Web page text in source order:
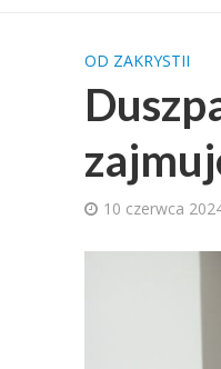
OD ZAKRYSTII
10 czerwca